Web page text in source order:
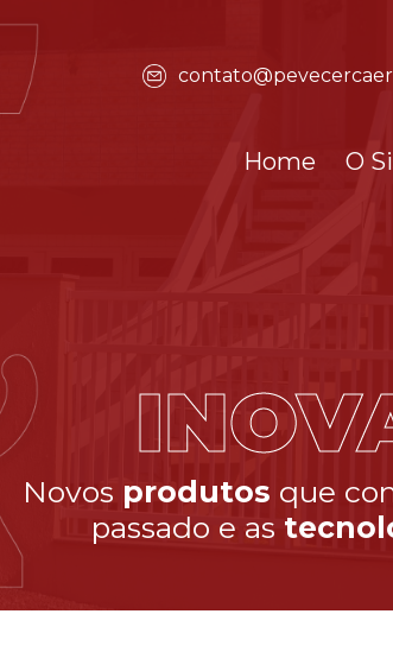
Home O
Pensamos em cada
escolha a